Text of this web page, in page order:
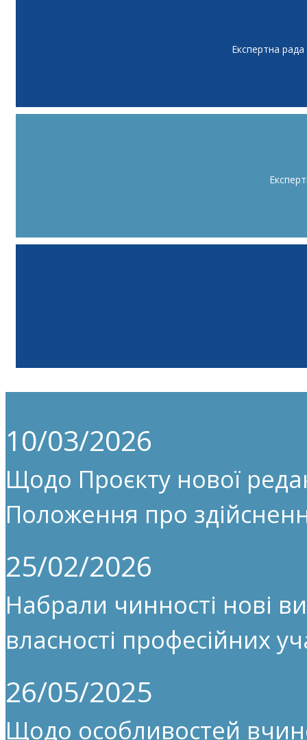
Експертна
10/03/2026
Щодо Проєкту нової
Положення про
25/02/2026
Набрали чинності нові
власності професійних
26/05/2025
Щодо особливостей